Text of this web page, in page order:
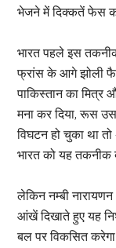
भेजने में दिक्कतें फेस
भारत पहले इस
फ्रांस के आगे झोली
पाकिस्तान का
मना कर दिया, रूस
विघटन हो चुका था
भारत को यह तकनीक
लेकिन नम्बी
आंखें दिखाते हुए यह
बल पर विकसित